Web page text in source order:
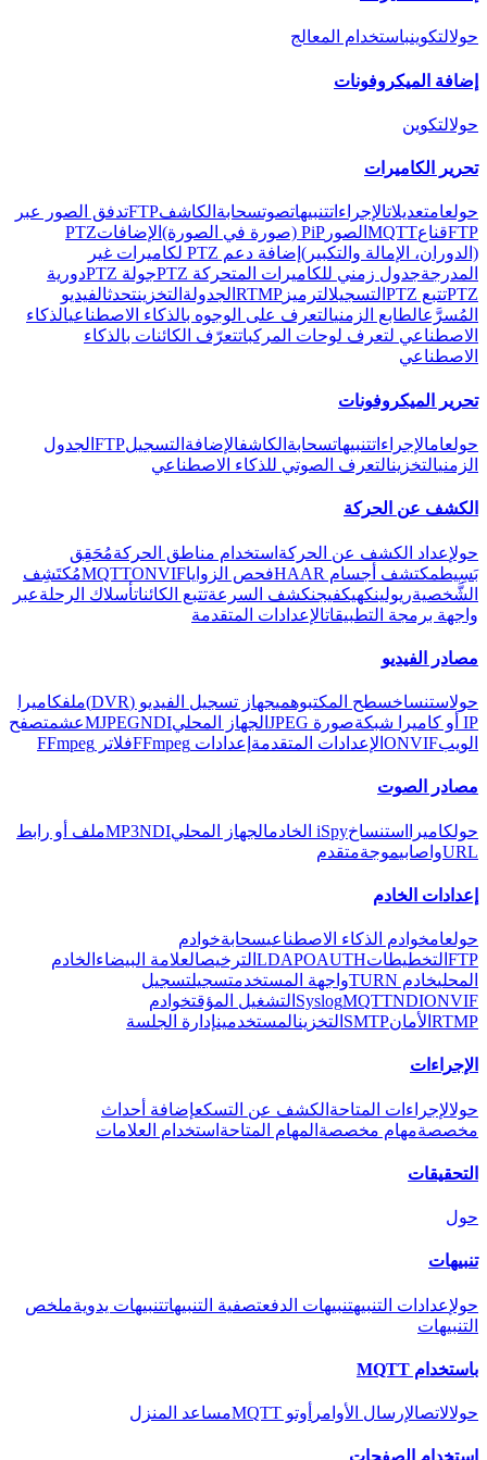
حولالتكوينباستخدام المعالج
إضافة الميكروفونات
حولالتكوين
تحرير الكاميرات
حولعامتعديلاتالإجراءاتتنبيهاتصوتسحابة الكاشفFTPتدفق الصور عبر
FTPقناعMQTT الصور PiP (صورة في الصورة) الإضافاتPTZ
(الدوران، الإمالة والتكبير)
إضافة دعم PTZ لكاميرات غير
المدرجةجدول زمني للكاميرات المتحركة PTZ جولة PTZ
دورية
PTZتتبع PTZ التسجيلالترميز RTMP الجدولة التخزينتحدثالفيديو
المُسرَّعالطابع الزمنيالتعرف على الوجوه بالذكاء الاصطناعيالذكاء
الاصطناعي لتعرف لوحات المركباتتعرّف الكائنات بالذكاء
الاصطناعي
تحرير الميكروفونات
حولعامالإجراءاتتنبيهاتسحابة الكاشفالإضافة التسجيلFTP الجدول
الزمنيالتخزينالتعرف الصوتي للذكاء الاصطناعي
الكشف عن الحركة
حولإعداد الكشف عن الحركة استخدام مناطق الحركةمُحَقِق
بَسِيطمكتشف أجسام HAAR فحص الزوايا MQTTONVIF
مُكتَشِف
الشَّخصيةريولينكهيكفيجنكشف السرعةتتبع الكائناتأسلاك الرحلةعبر
واجهة برمجة التطبيقاتالإعدادات المتقدمة
مصادر الفيديو
حولاستنساخسطح المكتبوهميجهاز تسجيل الفيديو (DVR) ملفكاميرا
IP أو كاميرا شبكة
صورة JPEG الجهاز المحلي MJPEGNDI عشمتصفح
الويبONVIF الإعدادات المتقدمة إعدادات FFmpeg فلاتر FFmpeg
مصادر الصوت
حولكاميرا استنساخiSpy الخادم الجهاز المحلي MP3NDI
ملف أو رابط
URLواصابيموجةمتقدم
إعدادات الخادم
حولعامخوادم الذكاء الاصطناعيسحابةخوادم
FTP التخطيطات LDAPOAUTH الترخيصالعلامة البيضاء الخادم
المحليخادم TURN واجهة المستخدمتسجيلتسجيل
SyslogMQTTNDIONVIF التشغيل المؤقتخوادم
RTMP الأمانSMTP التخزينالمستخدمينإدارة الجلسة
الإجراءات
حولالإجراءات المتاحة الكشف عن التسكعإضافة أحداث
مخصصةمهام مخصصة المهام المتاحة استخدام العلامات
التحقيقات
حول
تنبيهات
حولإعدادات التنبيهتنبيهات الدفعتصفية التنبيهاتتنبيهات يدويةملخص
التنبيهات
باستخدام MQTT
حولالاتصالإرسال الأوامر أوتو MQTT مساعد المنزل